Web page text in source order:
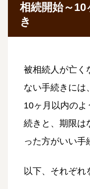
相続開始～
き
被相続人が亡く
ない手続きには
10ヶ月以内の
続きと、期限は
った方がいい手
以下、それぞれ